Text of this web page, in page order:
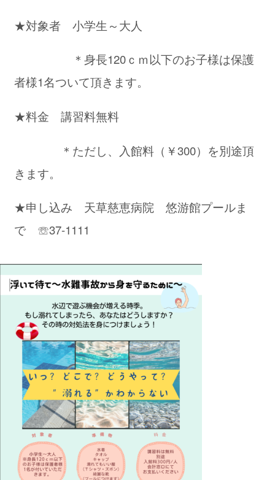
★対象者 小学生～大人
＊身長120ｃｍ以下のお子様は保護
者様1名ついて頂きます。
★料金 講習料無料
＊ただし、入館料（￥300）を別途頂
きます。
★申し込み 天草慈恵病院 悠游館プールま
で ☏37-1111